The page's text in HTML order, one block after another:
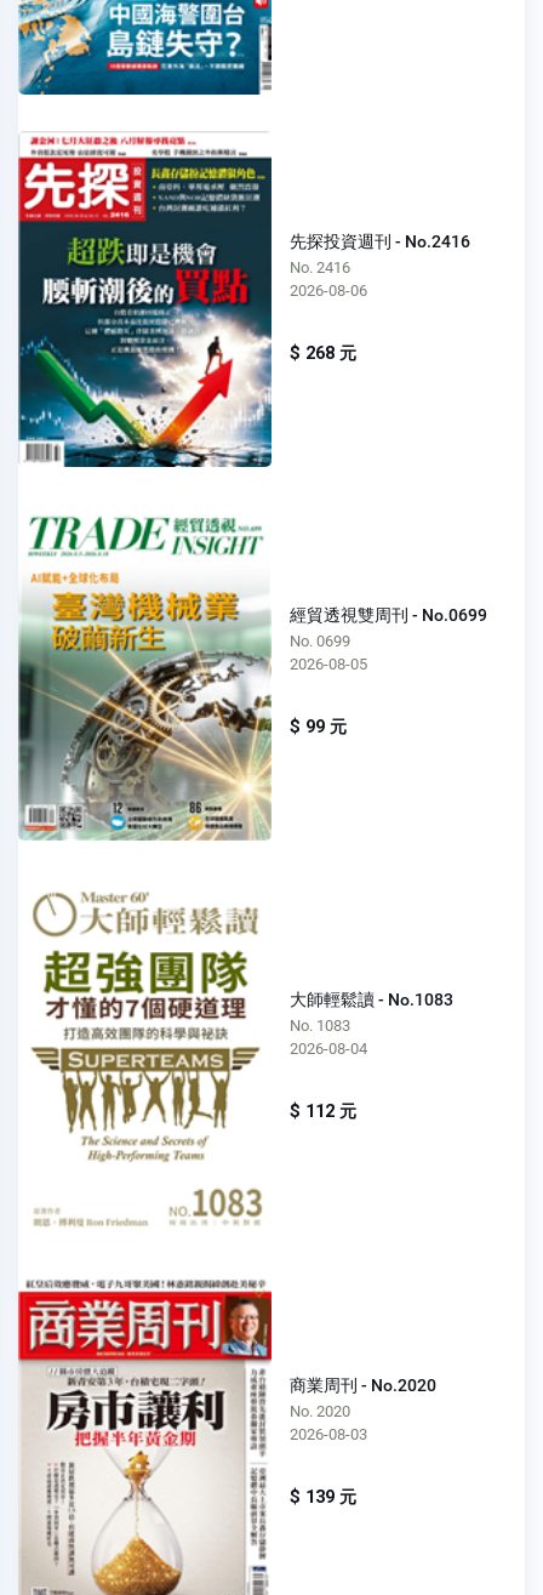
先探投資週刊 - No.2416
No. 2416
2026-08-06
$ 268 元
經貿透視雙周刊 - No.0699
No. 0699
2026-08-05
$ 99 元
大師輕鬆讀 - No.1083
No. 1083
2026-08-04
$ 112 元
商業周刊 - No.2020
No. 2020
2026-08-03
$ 139 元